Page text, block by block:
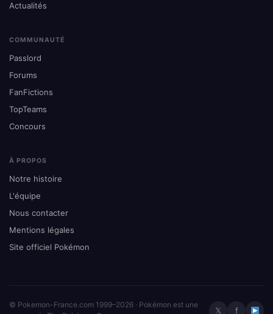
Actualités
COMMUNAUTÉ
Passlord
Forums
FanFictions
TopTeams
Concours
À PROPOS
Notre histoire
L'équipe
Nous contacter
Mentions légales
Site officiel Pokémon
© Pokemon-France.com 1999–2026 · Pokémon est une
𝕏 f